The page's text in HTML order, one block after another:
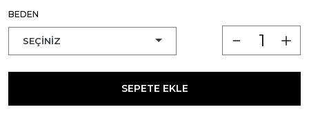
BEDEN
SEPETE EKLE